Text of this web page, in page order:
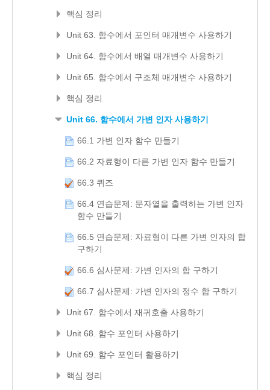
핵심 정리
Unit 63. 함수에서 포인터 매개변수 사용하기
Unit 64. 함수에서 배열 매개변수 사용하기
Unit 65. 함수에서 구조체 매개변수 사용하기
핵심 정리
Unit 66. 함수에서 가변 인자 사용하기
66.1 가변 인자 함수 만들기
66.2 자료형이 다른 가변 인자 함수 만들기
66.3 퀴즈
66.4 연습문제: 문자열을 출력하는 가변 인자
함수 만들기
66.5 연습문제: 자료형이 다른 가변 인자의 합
구하기
66.6 심사문제: 가변 인자의 합 구하기
66.7 심사문제: 가변 인자의 정수 합 구하기
Unit 67. 함수에서 재귀호출 사용하기
Unit 68. 함수 포인터 사용하기
Unit 69. 함수 포인터 활용하기
핵심 정리